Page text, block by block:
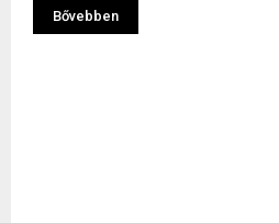
Bővebben